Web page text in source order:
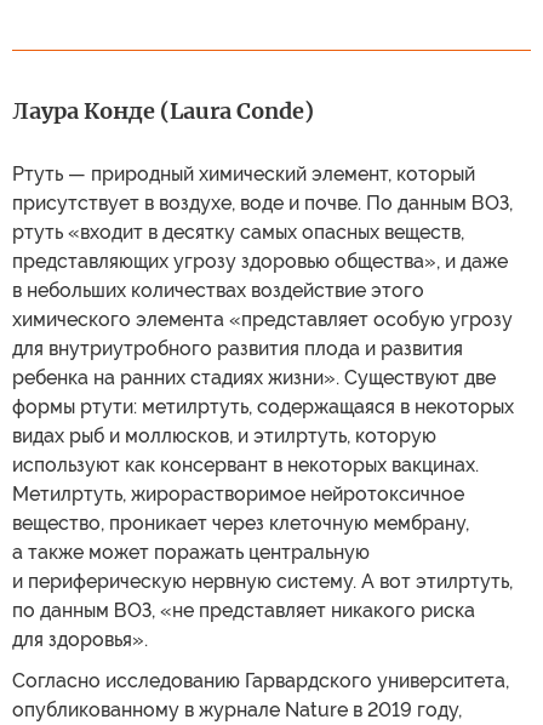
Лаура Конде (Laura Conde)
Ртуть — природный химический элемент, который
присутствует в воздухе, воде и почве. По данным ВОЗ,
ртуть «входит в десятку самых опасных веществ,
представляющих угрозу здоровью общества», и даже
в небольших количествах воздействие этого
химического элемента «представляет особую угрозу
для внутриутробного развития плода и развития
ребенка на ранних стадиях жизни». Существуют две
формы ртути: метилртуть, содержащаяся в некоторых
видах рыб и моллюсков, и этилртуть, которую
используют как консервант в некоторых вакцинах.
Метилртуть, жирорастворимое нейротоксичное
вещество, проникает через клеточную мембрану,
а также может поражать центральную
и периферическую нервную систему. А вот этилртуть,
по данным ВОЗ, «не представляет никакого риска
для здоровья».
Согласно исследованию Гарвардского университета,
опубликованному в журнале Nature в 2019 году,